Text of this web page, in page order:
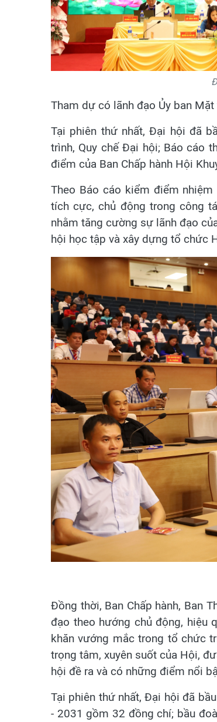
Tham dự có lãnh đạo Ủy ban
Tại phiên thứ nhất, Đại hội đã
trình, Quy chế Đại hội; Báo cáo
điểm của Ban Chấp hành Hội
Theo Báo cáo kiểm điểm
tích cực, chủ động trong công
nhằm tăng cường sự lãnh đạo
hội học tập và xây dựng tổ chức
Đồng thời, Ban Chấp hành, Ban
đạo theo hướng chủ động, hiệu
khăn vướng mắc trong tổ chức
trọng tâm, xuyên suốt của Hội,
hội đề ra và có những điểm nổi
Tại phiên thứ nhất, Đại hội đã
- 2031 gồm 32 đồng chí; bầu